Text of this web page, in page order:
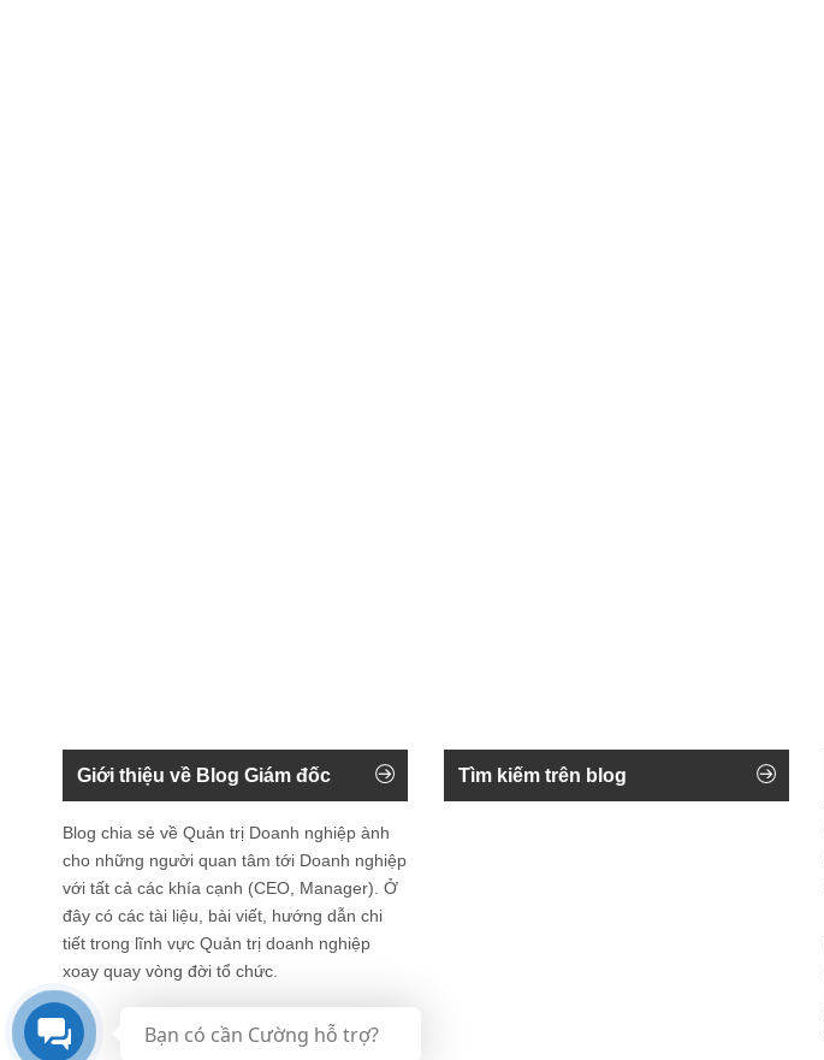
Giới thiệu về Blog Giám đốc
Blog chia sẻ về Quản trị Doanh nghiệp ành
cho những người quan tâm tới Doanh nghiệp
với tất cả các khía cạnh (CEO, Manager). Ở
đây có các tài liệu, bài viết, hướng dẫn chi
tiết trong lĩnh vực Quản trị doanh nghiệp
xoay quay vòng đời tổ chức.
Tìm kiếm trên blog
Bạn có cần Cường hỗ trợ?